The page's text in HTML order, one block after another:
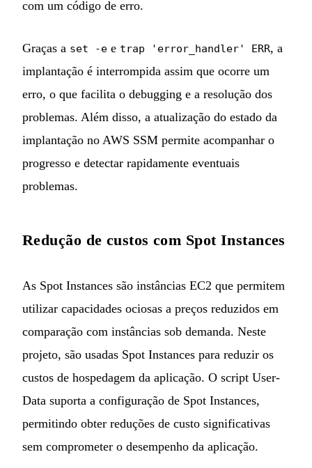
com um código de erro.
Graças a set -e e trap 'error_handler' ERR, a
implantação é interrompida assim que ocorre um
erro, o que facilita o debugging e a resolução dos
problemas. Além disso, a atualização do estado da
implantação no AWS SSM permite acompanhar o
progresso e detectar rapidamente eventuais
problemas.
Redução de custos com Spot Instances
As Spot Instances são instâncias EC2 que permitem
utilizar capacidades ociosas a preços reduzidos em
comparação com instâncias sob demanda. Neste
projeto, são usadas Spot Instances para reduzir os
custos de hospedagem da aplicação. O script User-
Data suporta a configuração de Spot Instances,
permitindo obter reduções de custo significativas
sem comprometer o desempenho da aplicação.